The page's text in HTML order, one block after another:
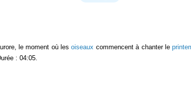
le moment où lesoiseaux commencent à chanter le
: 04:05.